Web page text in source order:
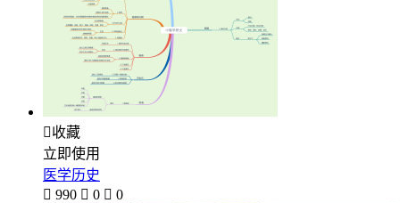
收藏
立即使用
医学历史
 990  0  0